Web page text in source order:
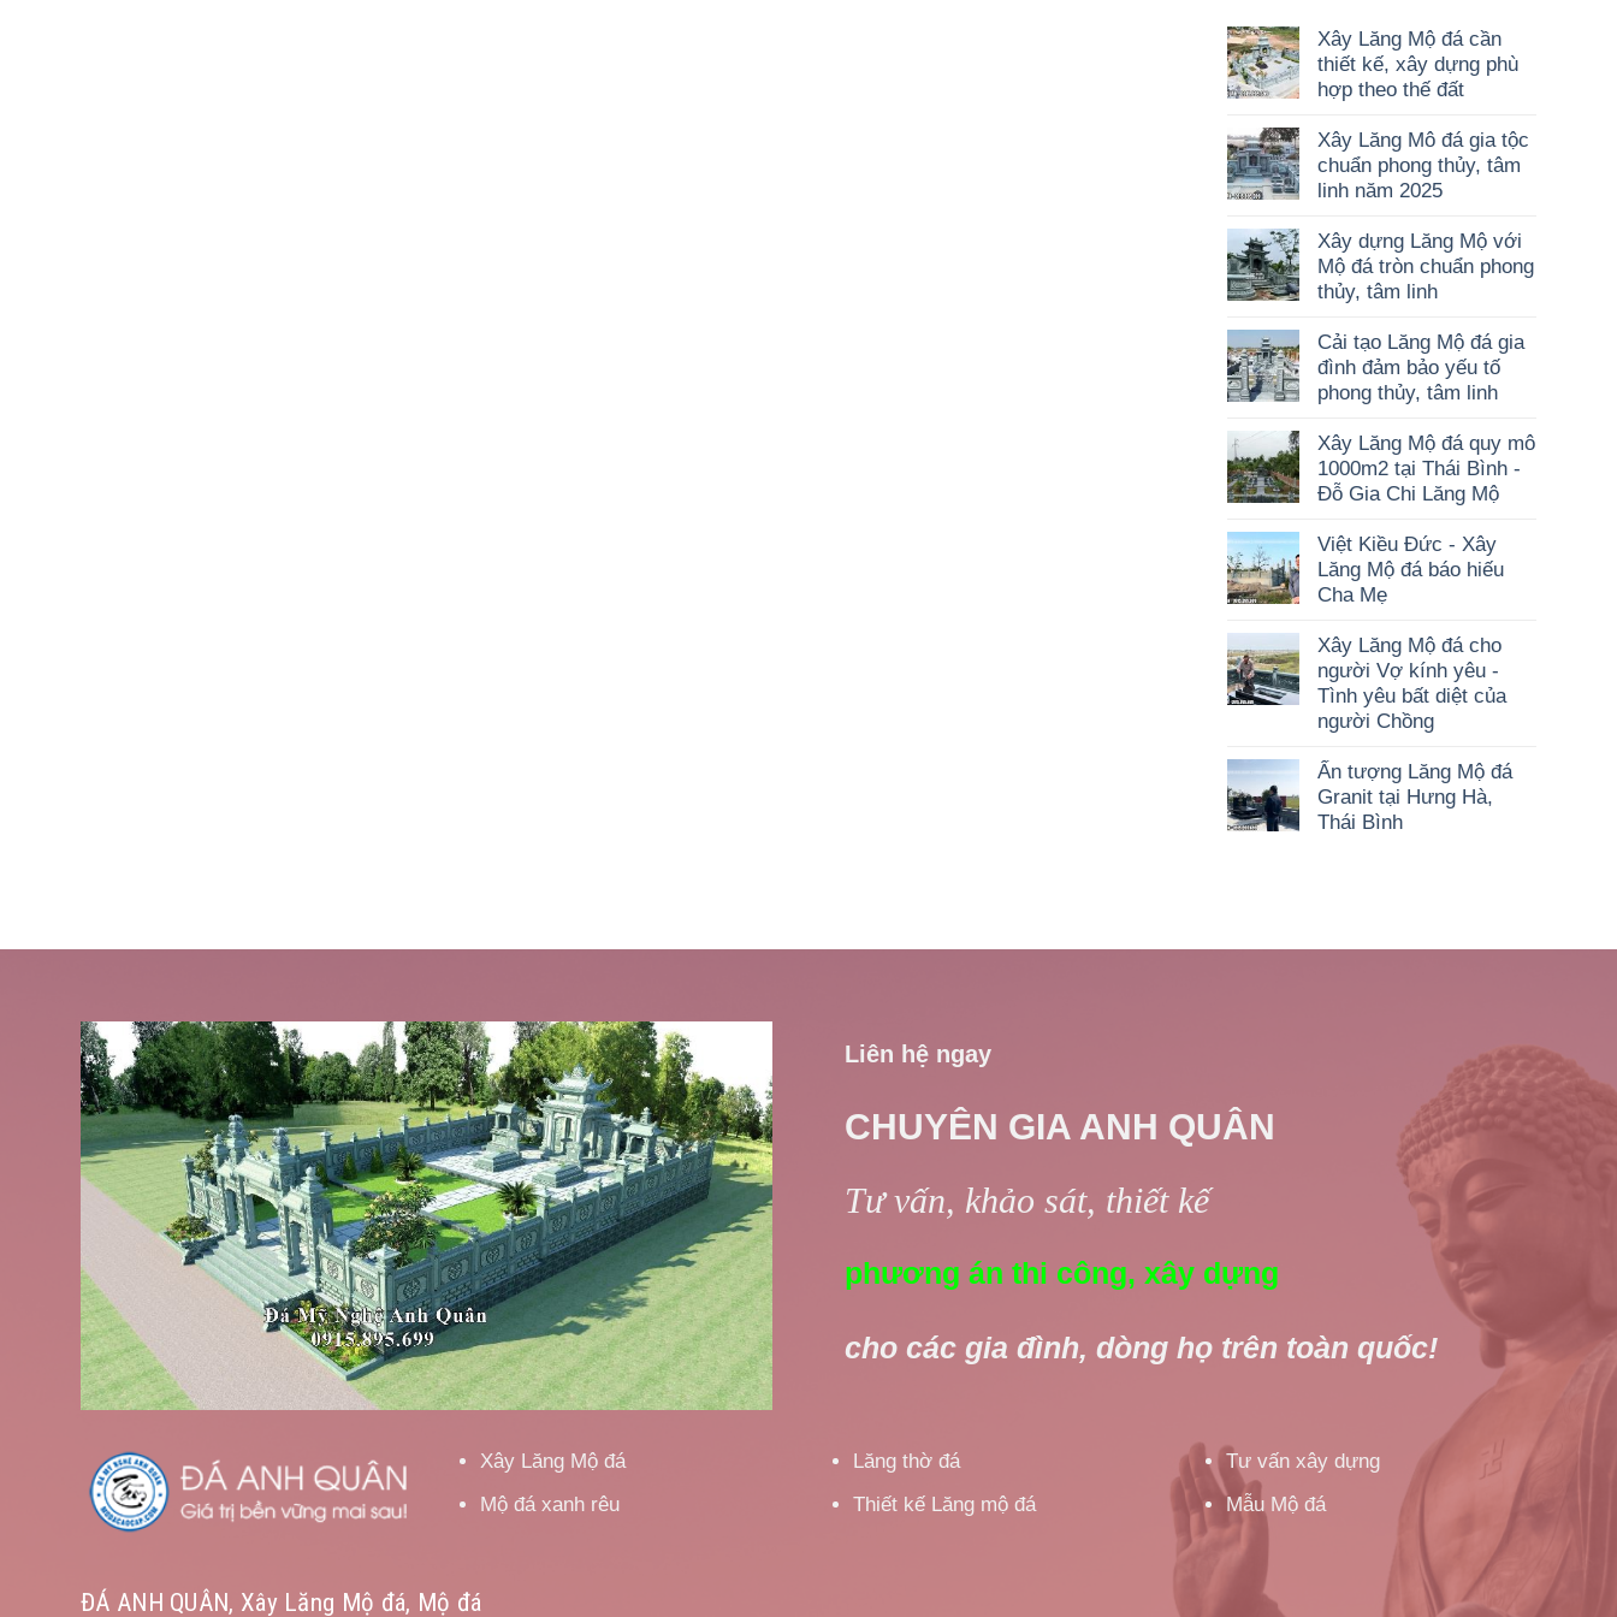
Xây Lăng Mộ đá cần
thiết kế, xây dựng phù
hợp theo thế đất
Xây Lăng Mô đá gia tộc
chuẩn phong thủy, tâm
linh năm 2025
Xây dựng Lăng Mộ với
Mộ đá tròn chuẩn phong
thủy, tâm linh
Cải tạo Lăng Mộ đá gia
đình đảm bảo yếu tố
phong thủy, tâm linh
Xây Lăng Mộ đá quy mô
1000m2 tại Thái Bình -
Đỗ Gia Chi Lăng Mộ
Việt Kiều Đức - Xây
Lăng Mộ đá báo hiếu
Cha Mẹ
Xây Lăng Mộ đá cho
người Vợ kính yêu -
Tình yêu bất diệt của
người Chồng
Ấn tượng Lăng Mộ đá
Granit tại Hưng Hà,
Thái Bình
Liên hệ ngay
CHUYÊN GIA ANH QUÂN
Tư vấn, khảo sát, thiết kế
phương án thi công, xây dựng
cho các gia đình, dòng họ trên toàn quốc!
Xây Lăng Mộ đá
Mộ đá xanh rêu
Lăng thờ đá
Thiết kế Lăng mộ đá
Tư vấn xây dựng
Mẫu Mộ đá
ĐÁ ANH QUÂN, Xây Lăng Mộ đá, Mộ đá